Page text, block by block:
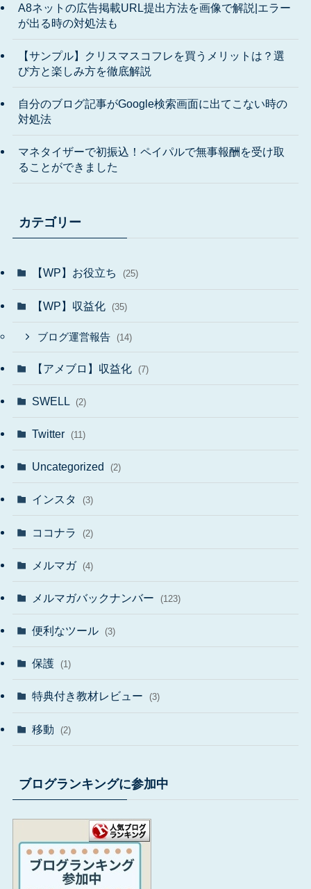
A8ネットの広告掲載URL提出方法を画像で解説|エラー
が出る時の対処法も
【サンプル】クリスマスコフレを買うメリットは？選
び方と楽しみ方を徹底解説
自分のブログ記事がGoogle検索画面に出てこない時の
対処法
マネタイザーで初振込！ペイパルで無事報酬を受け取
ることができました
カテゴリー
【WP】お役立ち (25)
【WP】収益化 (35)
ブログ運営報告 (14)
【アメブロ】収益化 (7)
SWELL (2)
Twitter (11)
Uncategorized (2)
インスタ (3)
ココナラ (2)
メルマガ (4)
メルマガバックナンバー (123)
便利なツール (3)
保護 (1)
特典付き教材レビュー (3)
移動 (2)
ブログランキングに参加中